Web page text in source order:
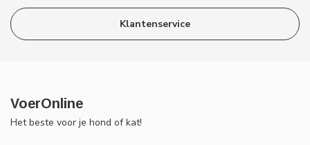
Klantenservice
VoerOnline
Het beste voor je hond of kat!